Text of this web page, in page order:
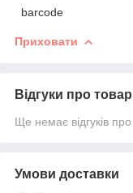
barcode
Приховати
Відгуки про товар
Ще немає відгуків
Умови доставки